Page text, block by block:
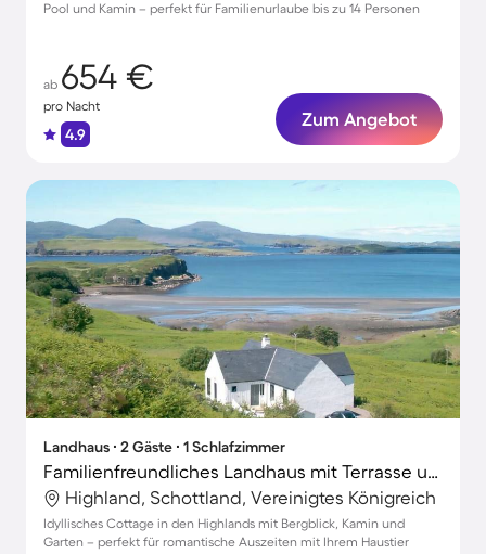
Pool und Kamin – perfekt für Familienurlaube bis zu 14 Personen
ab 654 €
pro Nacht
4.9
Zum Angebot
Landhaus ∙ 2 Gäste ∙ 1 Schlafzimmer
Familienfreundliches Landhaus mit Terrasse und Garten | Naturblick | Strand in der Nähe | Ideal für Homeoffice | Haustiere sind willkommen
Highland, Schottland, Vereinigtes Königreich
Idyllisches Cottage in den Highlands mit Bergblick, Kamin und
Garten – perfekt für romantische Auszeiten mit Ihrem Haustier